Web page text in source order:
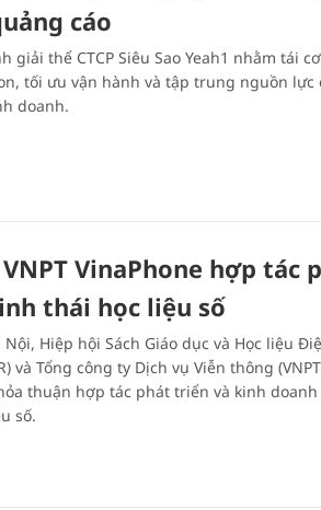
cáo
giải thể CTCP Siêu Sao Yeah1 nhằm tái
tối ưu vận hành và tập trung nguồn lực
doanh.
VNPT VinaPhone hợp tác
thái học liệu số
Nội, Hiệp hội Sách Giáo dục và Học liệu
và Tổng công ty Dịch vụ Viễn thông (VNPT
thuận hợp tác phát triển và kinh
số.